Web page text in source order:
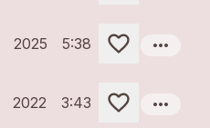
2025 5:38 more_horiz
2022 3:43 more_horiz